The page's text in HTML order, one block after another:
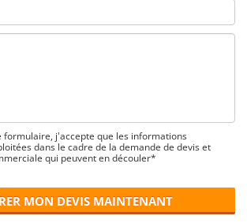
formulaire, j'accepte que les informations
dans le cadre de la demande de devis et
qui peuvent en découler*
MON DEVIS MAINTENANT